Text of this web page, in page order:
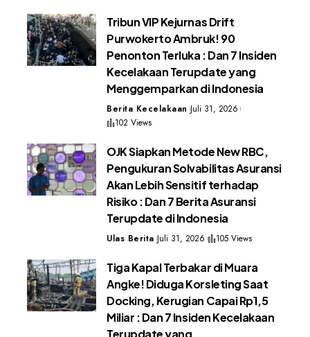
Tribun VIP Kejurnas Drift
Purwokerto Ambruk! 90
Penonton Terluka : Dan 7 Insiden
Kecelakaan Terupdate yang
Menggemparkan di Indonesia
Berita Kecelakaan Juli 31, 2026
102 Views
OJK Siapkan Metode New RBC,
Pengukuran Solvabilitas Asuransi
Akan Lebih Sensitif terhadap
Risiko : Dan 7 Berita Asuransi
Terupdate di Indonesia
Ulas Berita Juli 31, 2026 105 Views
Tiga Kapal Terbakar di Muara
Angke! Diduga Korsleting Saat
Docking, Kerugian Capai Rp1,5
Miliar : Dan 7 Insiden Kecelakaan
Terupdate yang